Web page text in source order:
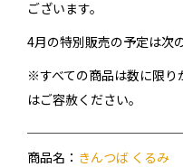
ございます。
4月の特別販売の予定は次
※すべての商品は数に限り
はご容赦ください。
商品名： きんつば くるみ